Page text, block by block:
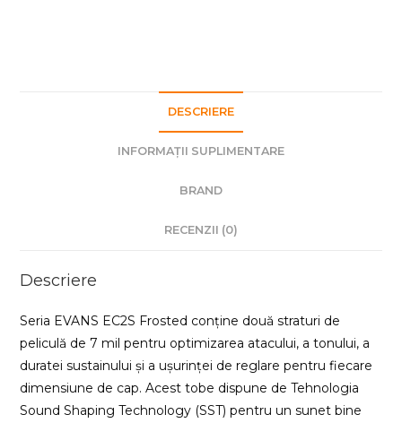
DESCRIERE
INFORMAȚII SUPLIMENTARE
BRAND
RECENZII (0)
Descriere
Seria EVANS EC2S Frosted conține două straturi de
peliculă de 7 mil pentru optimizarea atacului, a tonului, a
duratei sustainului și a ușurinței de reglare pentru fiecare
dimensiune de cap. Acest tobe dispune de Tehnologia
Sound Shaping Technology (SST) pentru un sunet bine